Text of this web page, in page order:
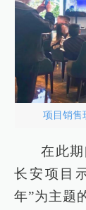
项目销售
在此
长安项目
年”为主题